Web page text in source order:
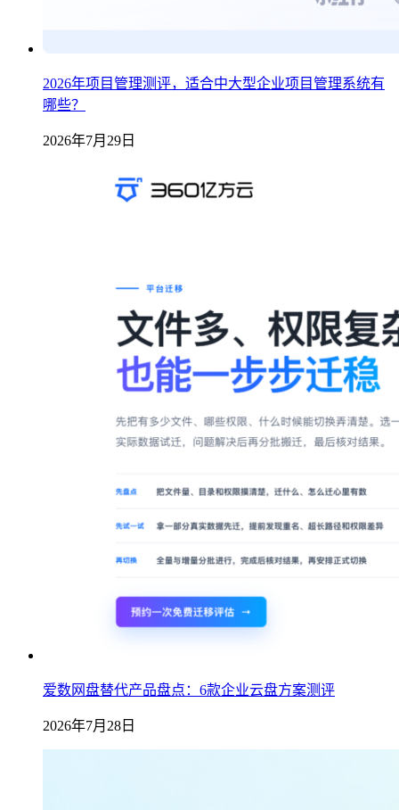
2026年项目管理测评，适合中大型企业项目管理系统有
哪些？
2026年7月29日
爱数网盘替代产品盘点：6款企业云盘方案测评
2026年7月28日